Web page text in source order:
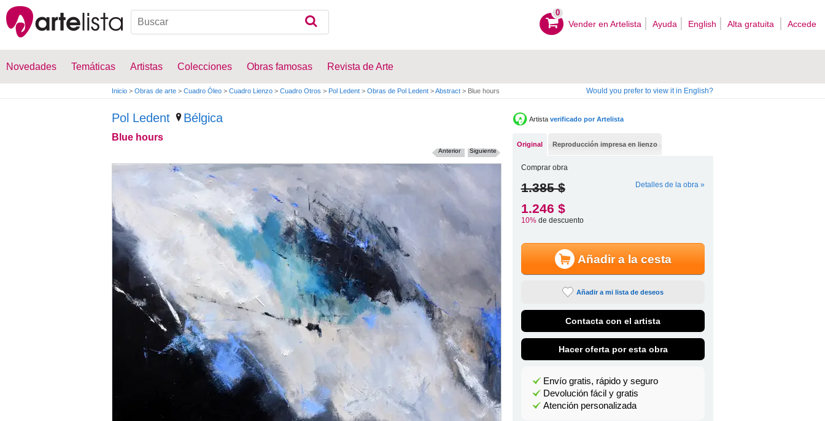
0
Vender en Artelista Ayuda English Alta gratuita Accede
Novedades Temáticas Artistas Colecciones Obras famosas Revista de Arte
Inicio > Obras de arte > Cuadro Óleo > Cuadro Lienzo > Cuadro Otros > Pol Ledent > Obras de Pol Ledent >Abstract > Blue hours Would you prefer to view it in English?
Pol Ledent Bélgica
Blue hours
Siguiente
Anterior
Artista verificado por Artelista
Original Reproducción impresa en lienzo
Comprar obra
1.385 $ Detalles de la obra »
1.246 $
10%de descuento
Añadir a la cesta
Añadir a mi lista de deseos
Contacta con el artista
Hacer oferta por esta obra
Envío gratis, rápido y seguro
Devolución fácil y gratis
Atención personalizada